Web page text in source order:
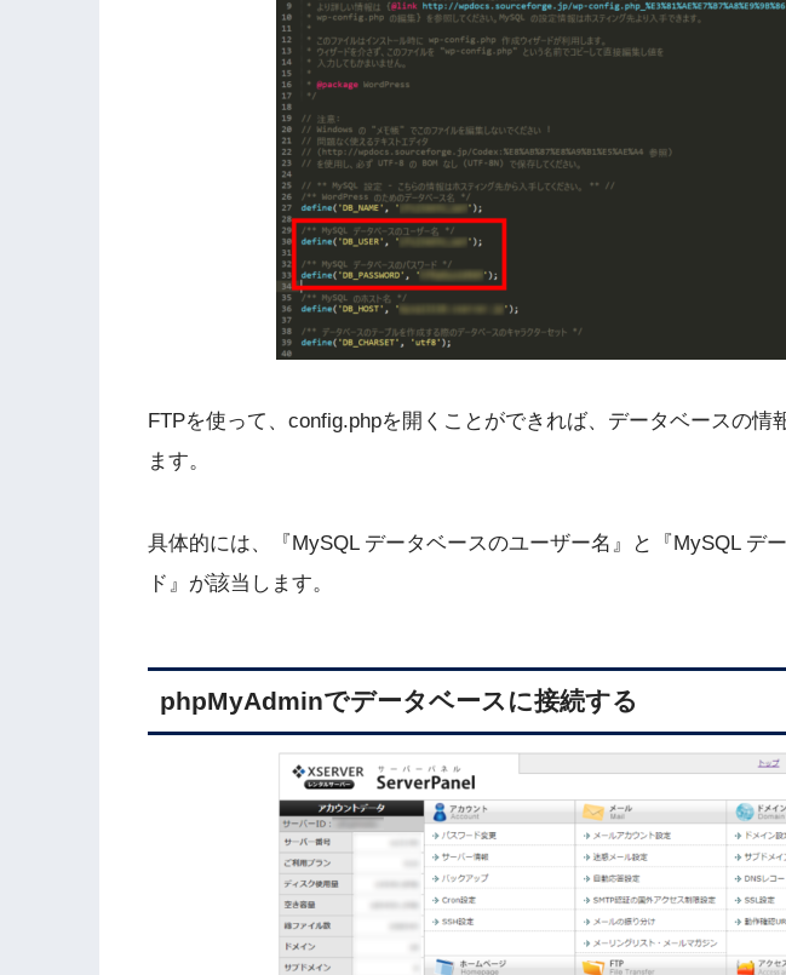
FTPを使って、config.phpを開くことができれば、データベースの情
ます。
具体的には、『MySQL データベースのユーザー名』と『MySQL デ
ド』が該当します。
phpMyAdminでデータベースに接続する